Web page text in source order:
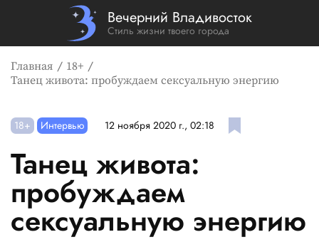
Вечерний Владивосток
Стиль жизни твоего города
Главная
18+
Танец живота: пробуждаем сексуальную энергию
18+ Интервью 12 ноября 2020 г., 02:18
Танец живота:
пробуждаем
сексуальную энергию